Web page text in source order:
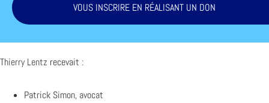
VOUS INSCRIRE EN RÉALISANT UN DON
Thierry Lentz recevait :
Patrick Simon, avocat